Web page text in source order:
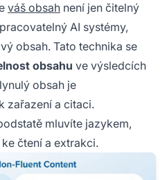
váš obsah není jen čitelný
AI systémy,
obsah. Tato technika se
obsahu ve výsledcích
obsah je
zařazení a citaci.
mluvíte jazykem,
čtení a extrakci.